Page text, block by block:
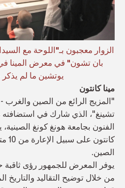
الزوار معجبون بـ"اللوحة مع
بان تشون" في معرض المينا
يوتشين ما لم
مينا كانتون
"المزيج الرائع من الصين والغرب
تشينغ"، الذي شارك في
الصين.
يوفر المعرض للجمهور رؤى ثاقبة
من خلال توضيح التقاليد والتاريخ